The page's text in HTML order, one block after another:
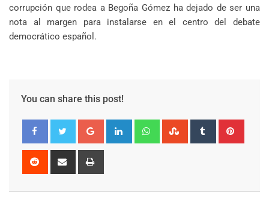
corrupción que rodea a Begoña Gómez ha dejado de ser una
nota al margen para instalarse en el centro del debate
democrático español.
You can share this post!
Google+ LinkedIn WhatsappStumbleUpon
Tumblr
Reddit
Share